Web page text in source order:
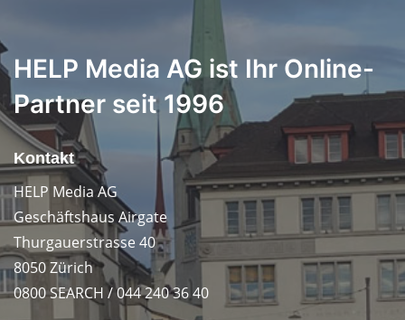
HELP Media AG ist Ihr Online-
Partner seit 1996
Kontakt
HELP Media AG
Geschäftshaus Airgate
Thurgauerstrasse 40
8050 Zürich
0800 SEARCH / 044 240 36 40